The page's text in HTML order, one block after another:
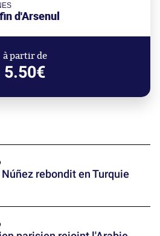
d'Arsenul
à partir de
5.50€
rebondit en Turquie